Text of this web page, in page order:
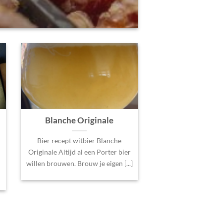
Blanche Originale
Bier recept witbier Blanche
Originale Altijd al een Porter bier
willen brouwen. Brouw je eigen [...]